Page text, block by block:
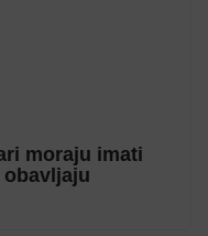
moraju imati